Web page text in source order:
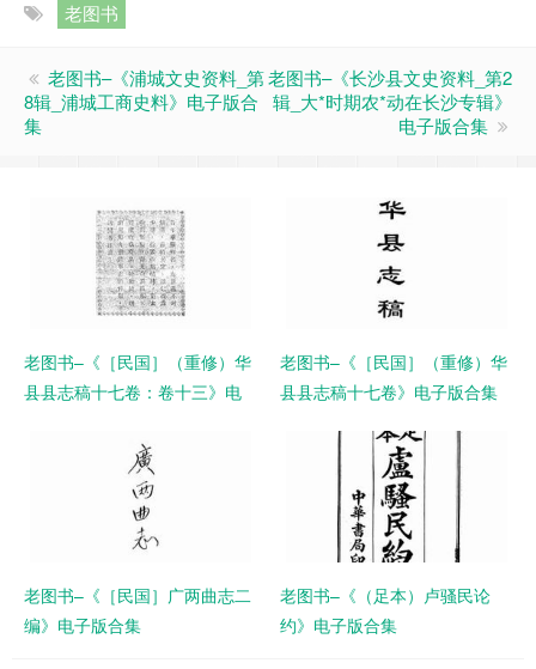
老图书
老图书–《浦城文史资料_第
8辑_浦城工商史料》电子版合
集
老图书–《长沙县文史资料_第2
辑_大*时期农*动在长沙专辑》
电子版合集
老图书–《［民国］（重修）华
县县志稿十七卷：卷十三》电
老图书–《［民国］（重修）华
县县志稿十七卷》电子版合集
老图书–《［民国］广两曲志二
编》电子版合集
老图书–《（足本）卢骚民论
约》电子版合集